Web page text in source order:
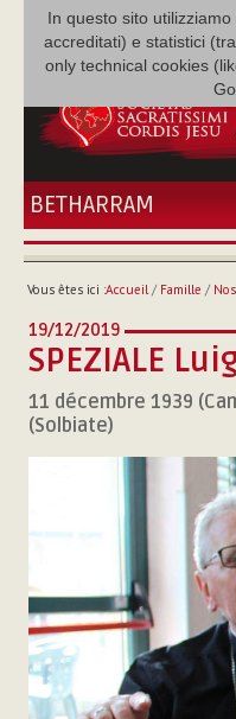
In questo sito
accreditati) e statistici
only technical cookies
BETHARRAM
ACCUEIL
FAMILLE
MISSION
NEF
MULTIMÉDIA
P. AUGUSTE
Vous êtes ici :Accueil/ Famille /
19/12/2019
SPEZIALE
11 décembre 1939
(Solbiate)